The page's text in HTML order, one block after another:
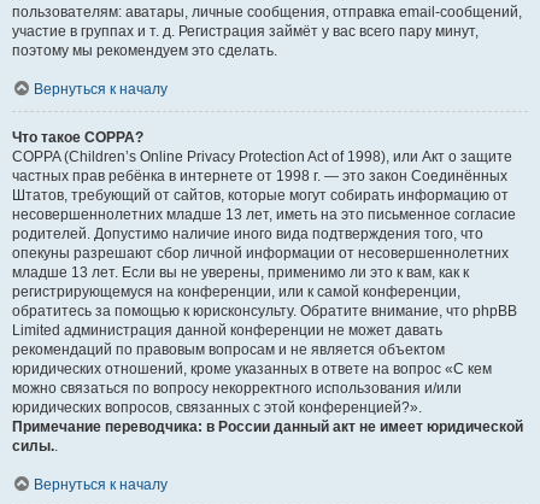
пользователям: аватары, личные сообщения, отправка email-сообщений,
участие в группах и т. д. Регистрация займёт у вас всего пару минут,
поэтому мы рекомендуем это сделать.
Вернуться к началу
Что такое COPPA?
COPPA (Children’s Online Privacy Protection Act of 1998), или Акт о защите
частных прав ребёнка в интернете от 1998 г. — это закон Соединённых
Штатов, требующий от сайтов, которые могут собирать информацию от
несовершеннолетних младше 13 лет, иметь на это письменное согласие
родителей. Допустимо наличие иного вида подтверждения того, что
опекуны разрешают сбор личной информации от несовершеннолетних
младше 13 лет. Если вы не уверены, применимо ли это к вам, как к
регистрирующемуся на конференции, или к самой конференции,
обратитесь за помощью к юрисконсульту. Обратите внимание, что phpBB
Limited администрация данной конференции не может давать
рекомендаций по правовым вопросам и не является объектом
юридических отношений, кроме указанных в ответе на вопрос «С кем
можно связаться по вопросу некорректного использования и/или
юридических вопросов, связанных с этой конференцией?».
Примечание переводчика: в России данный акт не имеет юридической
силы..
Вернуться к началу